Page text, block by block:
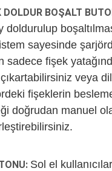
DOLDUR BOŞALT
doldurulup
sayesinde
sadece fişek
çıkartabilirsiniz veya
fişeklerin
doğrudan manuel
Sol el